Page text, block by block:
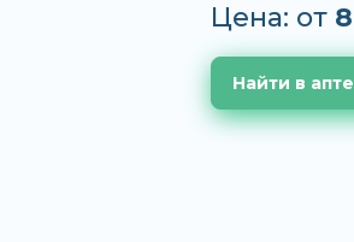
Цена: от
Найти в